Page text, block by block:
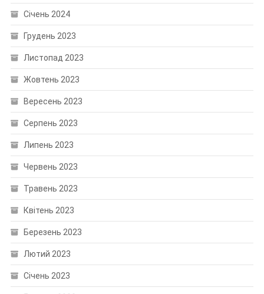
Січень 2024
Грудень 2023
Листопад 2023
Жовтень 2023
Вересень 2023
Серпень 2023
Липень 2023
Червень 2023
Травень 2023
Квітень 2023
Березень 2023
Лютий 2023
Січень 2023